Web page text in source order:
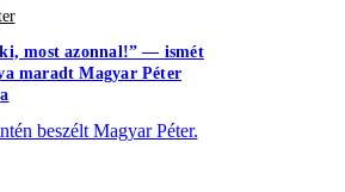
most azonnal!” — ismét
maradt Magyar Péter
beszélt Magyar Péter.